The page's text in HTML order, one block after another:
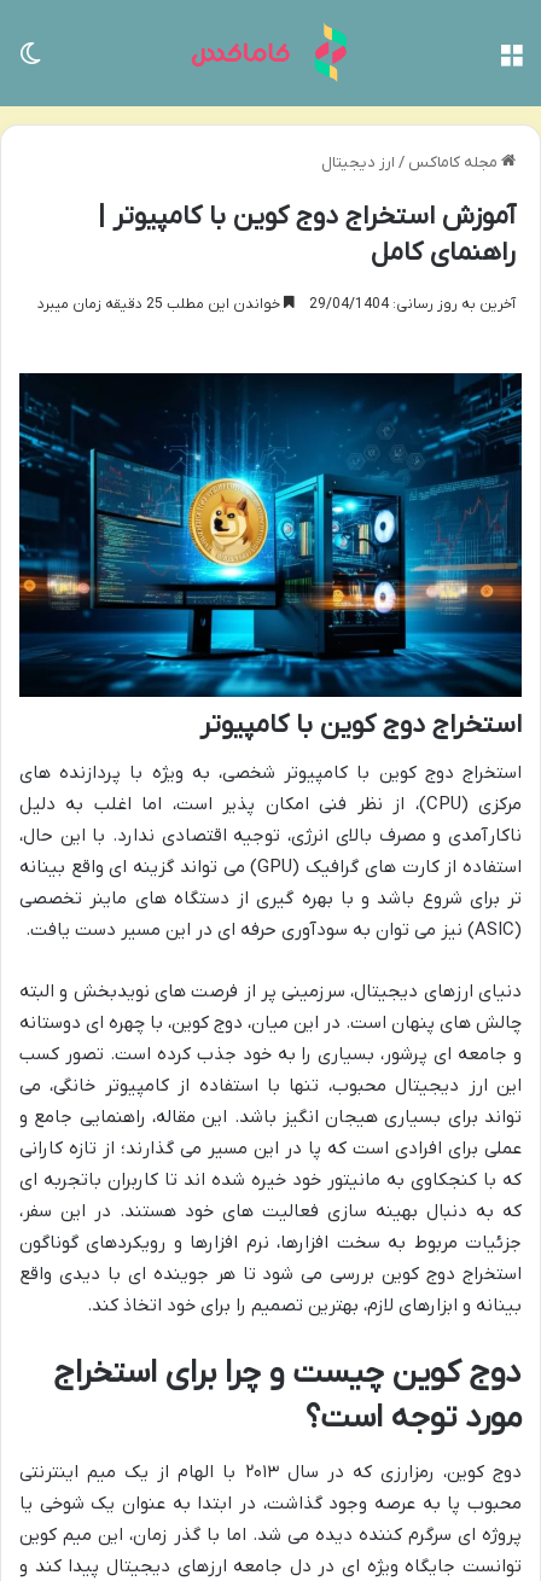
مجله کاماکس / ارز دیجیتال
آموزش استخراج دوج کوین با کامپیوتر |
راهنمای کامل
آخرین به روز رسانی: 29/04/1404 خواندن این مطلب 25 دقیقه زمان میبرد
استخراج دوج کوین با کامپیوتر
استخراج دوج کوین با کامپیوتر شخصی، به ویژه با پردازنده های
مرکزی (CPU)، از نظر فنی امکان پذیر است، اما اغلب به دلیل
ناکارآمدی و مصرف بالای انرژی، توجیه اقتصادی ندارد. با این حال،
استفاده از کارت های گرافیک (GPU) می تواند گزینه ای واقع بینانه
تر برای شروع باشد و با بهره گیری از دستگاه های ماینر تخصصی
(ASIC) نیز می توان به سودآوری حرفه ای در این مسیر دست یافت.
دنیای ارزهای دیجیتال، سرزمینی پر از فرصت های نویدبخش و البته
چالش های پنهان است. در این میان، دوج کوین، با چهره ای دوستانه
و جامعه ای پرشور، بسیاری را به خود جذب کرده است. تصور کسب
این ارز دیجیتال محبوب، تنها با استفاده از کامپیوتر خانگی، می
تواند برای بسیاری هیجان انگیز باشد. این مقاله، راهنمایی جامع و
عملی برای افرادی است که پا در این مسیر می گذارند؛ از تازه کارانی
که با کنجکاوی به مانیتور خود خیره شده اند تا کاربران باتجربه ای
که به دنبال بهینه سازی فعالیت های خود هستند. در این سفر،
جزئیات مربوط به سخت افزارها، نرم افزارها و رویکردهای گوناگون
استخراج دوج کوین بررسی می شود تا هر جوینده ای با دیدی واقع
بینانه و ابزارهای لازم، بهترین تصمیم را برای خود اتخاذ کند.
دوج کوین چیست و چرا برای استخراج
مورد توجه است؟
دوج کوین، رمزارزی که در سال ۲۰۱۳ با الهام از یک میم اینترنتی
محبوب پا به عرصه وجود گذاشت، در ابتدا به عنوان یک شوخی یا
پروژه ای سرگرم کننده دیده می شد. اما با گذر زمان، این میم کوین
توانست جایگاه ویژه ای در دل جامعه ارزهای دیجیتال پیدا کند و